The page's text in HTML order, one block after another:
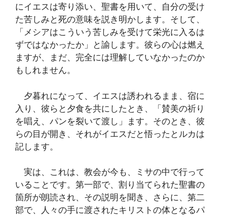
にイエスは寄り添い、聖書を用いて、自分の受け
た苦しみと死の意味を説き明かします。そして、
「メシアはこういう苦しみを受けて栄光に入るは
ずではなかったか」と諭します。彼らの心は燃え
ますが、まだ、完全には理解していなかったのか
もしれません。
夕暮れになって、イエスは誘われるまま、宿に
入り、彼らと夕食を共にしたとき、「賛美の祈り
を唱え、パンを裂いて渡し」ます。そのとき、彼
らの目が開き、それがイエスだと悟ったとルカは
記します。
実は、これは、教会が今も、ミサの中で行って
いることです。第一部で、割り当てられた聖書の
箇所が朗読され、その説明を聞き、さらに、第二
部で、人々の手に渡されたキリストの体となるパ